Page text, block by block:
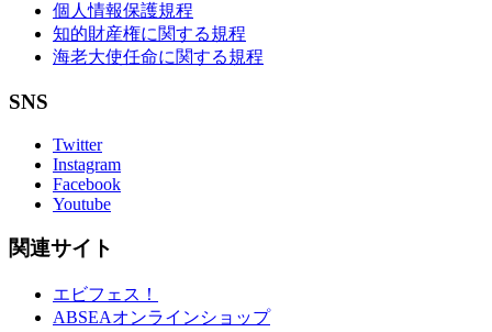
個人情報保護規程
知的財産権に関する規程
海老大使任命に関する規程
SNS
Twitter
Instagram
Facebook
Youtube
関連サイト
エビフェス！
ABSEAオンラインショップ